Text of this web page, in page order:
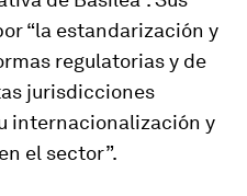
“la estandarización y
regulatorias y de
jurisdicciones
internacionalización y
el sector”.